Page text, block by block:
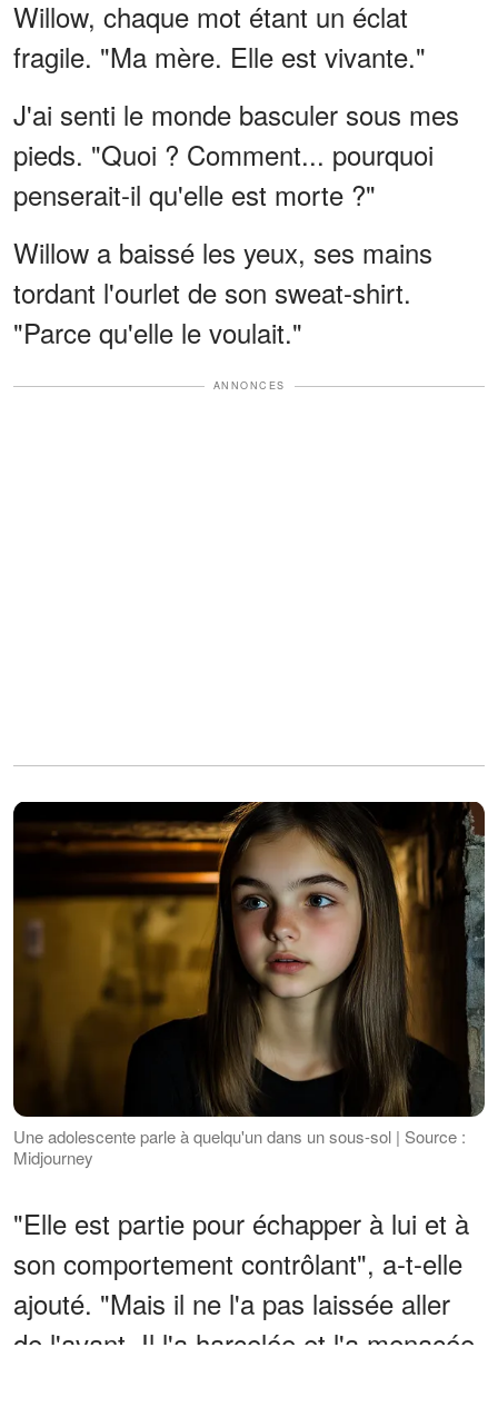
Willow, chaque mot étant un éclat
fragile. "Ma mère. Elle est vivante."
J'ai senti le monde basculer sous mes
pieds. "Quoi ? Comment... pourquoi
penserait-il qu'elle est morte ?"
Willow a baissé les yeux, ses mains
tordant l'ourlet de son sweat-shirt.
"Parce qu'elle le voulait."
ANNONCES
Une adolescente parle à quelqu'un dans un sous-sol | Source :
Midjourney
"Elle est partie pour échapper à lui et à
son comportement contrôlant", a-t-elle
ajouté. "Mais il ne l'a pas laissée aller
de l'avant. Il l'a harcelée et l'a menacée.